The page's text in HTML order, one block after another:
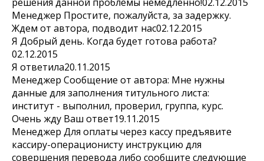
Менеджер Простите, пожалуйста, за задержку.
Ждем от автора, подводит нас02.12.2015
Я Добрый день. Когда будет готова работа?
02.12.2015
Я ответила20.11.2015
Менеджер Сообщение от автора: Мне нужны
данные для заполнения титульного листа:
институт - выполнил, проверил, группа, курс.
Очень жду Ваш ответ19.11.2015
Менеджер Для оплаты через кассу предъявите
кассиру-операционисту инструкцию для
совершения перевода либо сообщите следующие